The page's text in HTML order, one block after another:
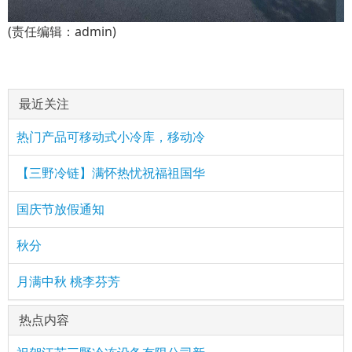
(责任编辑：admin)
最近关注
热门产品可移动式小冷库，移动冷
【三野冷链】满怀热忧祝福祖国华
国庆节放假通知
秋分
月满中秋 桃李芬芳
热点内容